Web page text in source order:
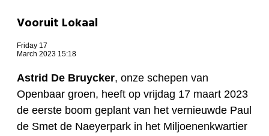
Vooruit Lokaal
Friday 17
March 2023 15:18
Astrid De Bruycker, onze schepen van
Openbaar groen, heeft op vrijdag 17 maart 2023
de eerste boom geplant van het vernieuwde Paul
de Smet de Naeyerpark in het Miljoenenkwartier